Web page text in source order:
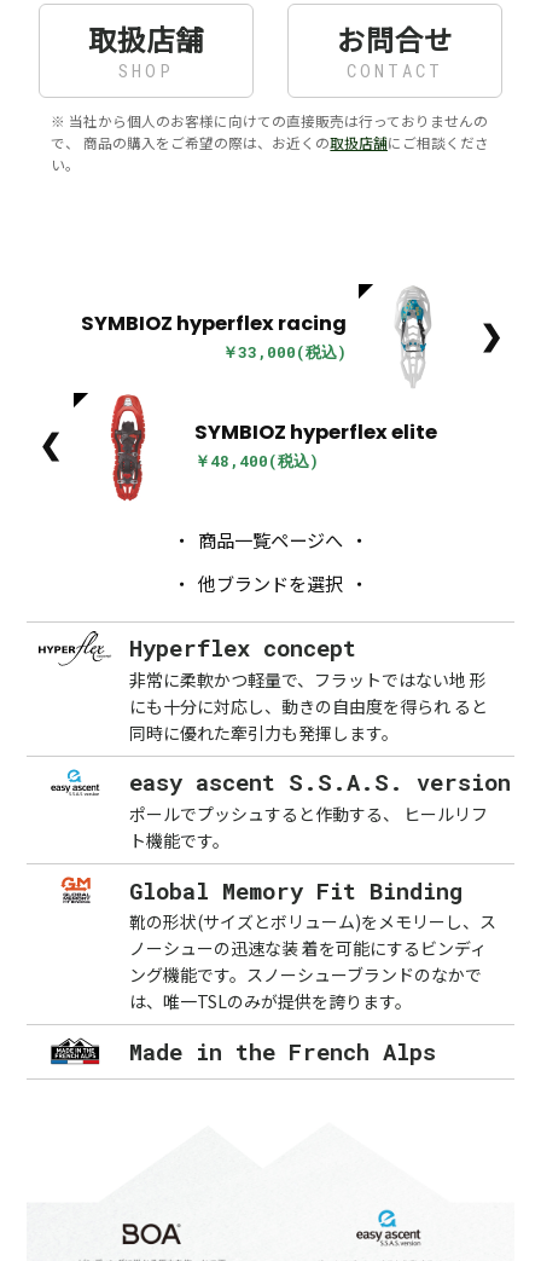
取扱店舗
SHOP
お問合せ
CONTACT
※ 当社から個人のお客様に向けての直接販売は行っておりませんの
で、 商品の購入をご希望の際は、お近くの取扱店舗にご相談くださ
い。
SYMBIOZ hyperflex racing
￥33,000(税込) ❯
❮ SYMBIOZ hyperflex elite
￥48,400(税込)
商品一覧ページへ
他ブランドを選択
Hyperflex concept
非常に柔軟かつ軽量で、フラットではない地 形
にも十分に対応し、動きの自由度を得られ ると
同時に優れた牽引力も発揮します。
easy ascent S.S.A.S. version
ポールでプッシュすると作動する、 ヒールリフ
ト機能です。
Global Memory Fit Binding
靴の形状(サイズとボリューム)をメモリーし、ス
ノーシューの迅速な装 着を可能にするビンディ
ング機能です。スノーシューブランドのなかで
は、唯一TSLのみが提供を誇ります。
Made in the French Alps